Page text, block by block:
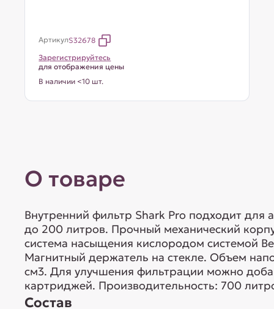
АртикулS32678
Зарегистрируйтесь
для отображения цены
В наличии <10 шт.
О товаре
Внутренний фильтр Shark Pro подходит
до 200 литров. Прочный механический
система насыщения кислородом системой
Магнитный держатель на стекле. Объем
см3. Для улучшения фильтрации можно
картриджей. Производительность: 700
Состав